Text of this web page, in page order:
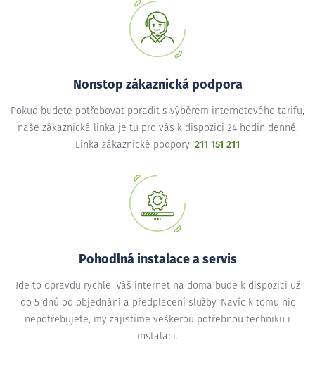
Nonstop zákaznická podpora
Pokud budete potřebovat poradit s výběrem internetového tarifu,
naše zákaznická linka je tu pro vás k dispozici 24 hodin denně.
Linka zákaznické podpory: 211 151 211
Pohodlná instalace a servis
Jde to opravdu rychle. Váš internet na doma bude k dispozici už
do 5 dnů od objednání a předplacení služby. Navíc k tomu nic
nepotřebujete, my zajistíme veškerou potřebnou techniku i
instalaci.